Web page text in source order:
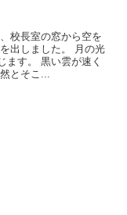
校長室の窓から空を
出しました。 月の光
ます。 黒い雲が速く
とそこ...